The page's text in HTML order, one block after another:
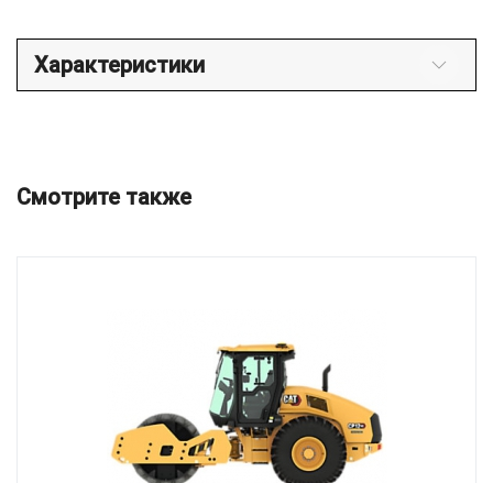
Характеристики
Смотрите также